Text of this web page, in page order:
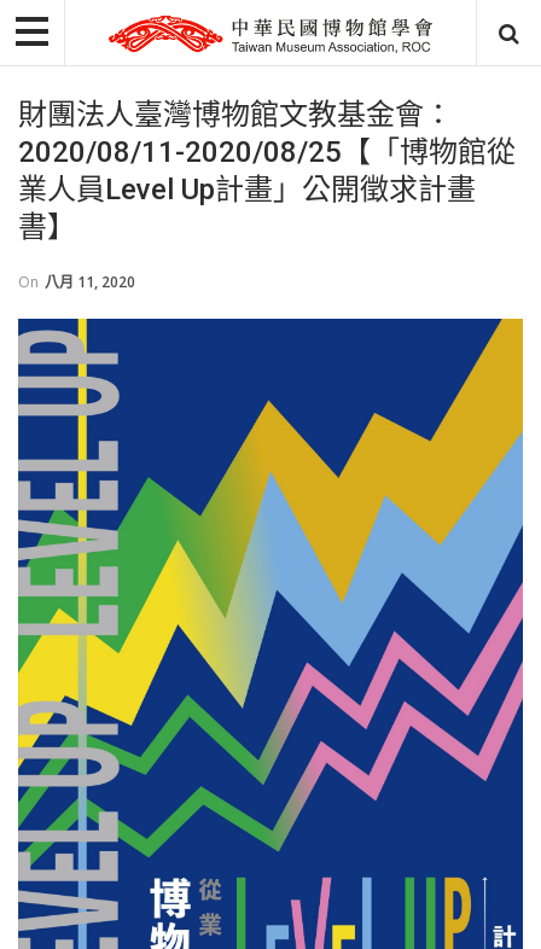
財團法人臺灣博物館文教基金會：
2020/08/11-2020/08/25【「博物館從
業人員Level Up計畫」公開徵求計畫
書】
On 八月 11, 2020